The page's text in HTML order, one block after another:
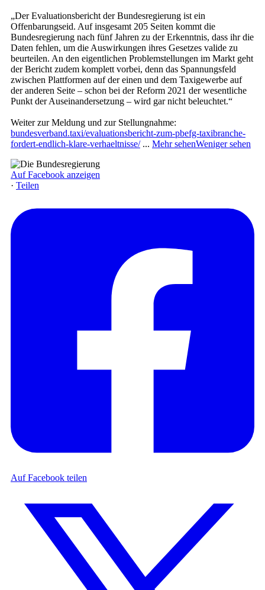
„Der Evaluationsbericht der Bundesregierung ist ein
Offenbarungseid. Auf insgesamt 205 Seiten kommt die
Bundesregierung nach fünf Jahren zu der Erkenntnis, dass ihr die
Daten fehlen, um die Auswirkungen ihres Gesetzes valide zu
beurteilen. An den eigentlichen Problemstellungen im Markt geht
der Bericht zudem komplett vorbei, denn das Spannungsfeld
zwischen Plattformen auf der einen und dem Taxigewerbe auf
der anderen Seite – schon bei der Reform 2021 der wesentliche
Punkt der Auseinandersetzung – wird gar nicht beleuchtet.“
Weiter zur Meldung und zur Stellungnahme:
bundesverband.taxi/evaluationsbericht-zum-pbefg-taxibranche-
fordert-endlich-klare-verhaeltnisse/ ... Mehr sehenWeniger sehen
Auf Facebook anzeigen
· Teilen
Auf Facebook teilen